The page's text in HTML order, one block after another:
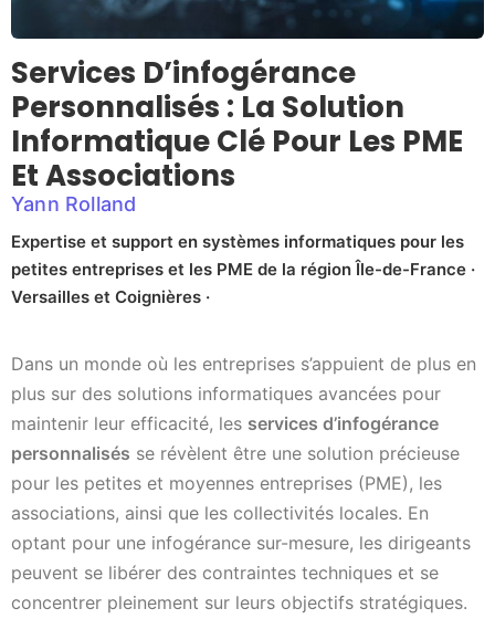
Services D’infogérance
Personnalisés : La Solution
Informatique Clé Pour Les PME
Et Associations
Yann Rolland
Expertise et support en systèmes informatiques pour les
petites entreprises et les PME de la région Île-de-France ·
Versailles et Coignières ·
Dans un monde où les entreprises s’appuient de plus en
plus sur des solutions informatiques avancées pour
maintenir leur efficacité, les services d’infogérance
personnalisés se révèlent être une solution précieuse
pour les petites et moyennes entreprises (PME), les
associations, ainsi que les collectivités locales. En
optant pour une infogérance sur-mesure, les dirigeants
peuvent se libérer des contraintes techniques et se
concentrer pleinement sur leurs objectifs stratégiques.